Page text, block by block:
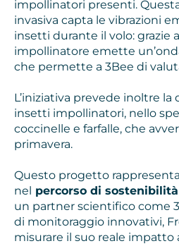
impollinatori presenti.
invasiva capta le vibrazioni
insetti durante il volo: grazie
impollinatore emette
che permette a 3Bee di
L’iniziativa prevede inoltre
insetti impollinatori, nello
coccinelle e farfalle, che
primavera.
Questo progetto
nel percorso di sostenibilità
un partner scientifico come
di monitoraggio innovativi,
misurare il suo reale